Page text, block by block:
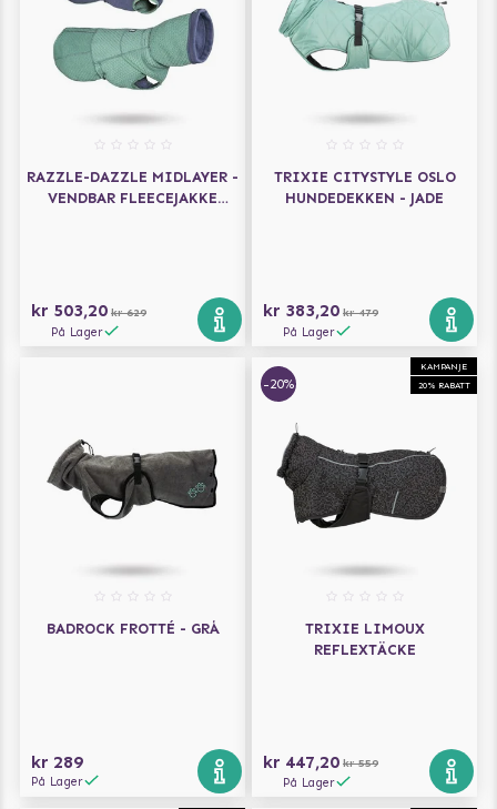
RAZZLE-DAZZLE MIDLAYER -
VENDBAR FLEECEJAKKE
kr 503,20 kr 629
På Lager
TRIXIE CITYSTYLE OSLO
HUNDEDEKKEN - JADE
kr 383,20 kr 479
På Lager
BADROCK FROTTÉ - GRÅ
kr 289
På Lager
KAMPANJE
20% RABATT
-20%
TRIXIE LIMOUX
REFLEXTÄCKE
kr 447,20 kr 559
På Lager